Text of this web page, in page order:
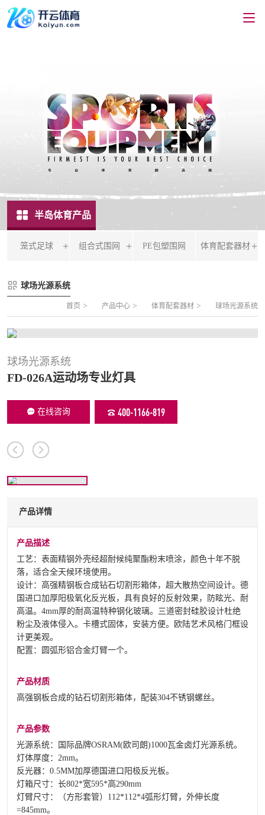
半岛体育产品
笼式足球
FLZ-B 夹芯板笼式足球
FLZ-C 半格栅笼式足球
FLZ-D PE包塑笼式足球
组合式围网
片装组合式围网
PE包塑围网 体育配套器材
球场光源系统
首页 > 产品中心 > 体育配套器材 > 球场光源系统
球场光源系统
FD-026A运动场专业灯具
在线咨询 400-1166-819
产品详情
产品描述
工艺：表面精钢外壳经超耐候纯聚酯粉末喷涂，颜色十年不脱
落，适合全天候环境使用。
设计：高强精钢板合成钻石切割形箱体，超大散热空间设计。德
国进口加厚阳极氧化反光板，具有良好的反射效果，防眩光、耐
高温。4mm厚的耐高温特种钢化玻璃。三道密封硅胶设计杜绝
粉尘及液体侵入。卡槽式固体，安装方便。欧陆艺术风格门框设
计更美观。
配置：圆弧形铝合金灯臂一个。
产品材质
高强钢板合成的钻石切割形箱体，配装304不锈钢螺丝。
产品参数
光源系统：国际品牌OSRAM(欧司朗)1000瓦金卤灯光源系统。
灯体厚度：2mm。
反光器：0.5MM加厚德国进口阳极反光板。
灯箱尺寸：长802*宽595*高290mm
灯臂尺寸：（方形套管）112*112*4弧形灯臂，外伸长度
=845mm。